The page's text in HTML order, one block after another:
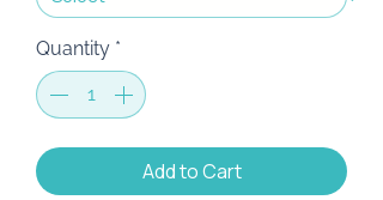
Quantity *
Add to Cart